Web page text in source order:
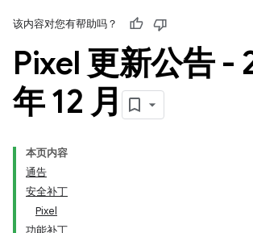
该内容对您有帮助吗？
Pixel 更新公告 -
年 12 月
本页内容
通告
安全补丁
Pixel
功能补丁